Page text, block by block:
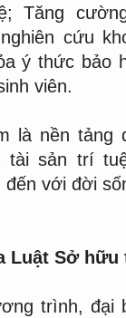
Tăng
cứu
ý thức bảo
viên.
là nền tảng
tài sản trí
với đời
Luật Sở hữu
trình, đại